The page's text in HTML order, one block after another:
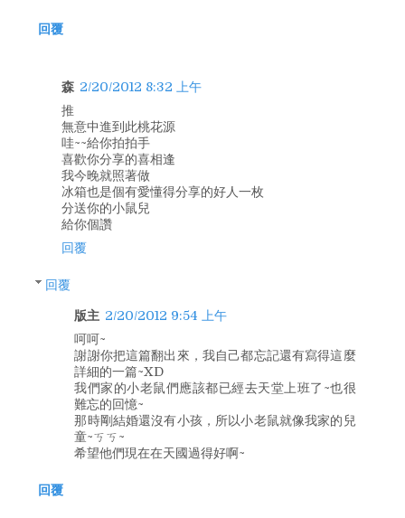
回覆
森 2/20/2012 8:32 上午
推
無意中進到此桃花源
哇~~給你拍拍手
喜歡你分享的喜相逢
我今晚就照著做
冰箱也是個有愛懂得分享的好人一枚
分送你的小鼠兒
給你個讚
回覆
回覆
版主 2/20/2012 9:54 上午
呵呵~
謝謝你把這篇翻出來，我自己都忘記還有寫得這麼
詳細的一篇~XD
我們家的小老鼠們應該都已經去天堂上班了~也很
難忘的回憶~
那時剛結婚還沒有小孩，所以小老鼠就像我家的兒
童~ㄎㄎ~
希望他們現在在天國過得好啊~
回覆